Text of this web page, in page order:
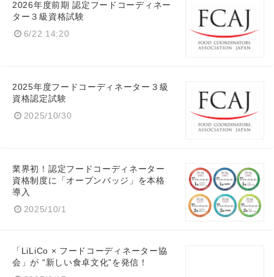
2026年度前期 認定フードコーディネー
ター３級資格試験
6/22 14:20
2025年度フードコーディネーター３級
資格認定試験
2025/10/30
業界初！認定フードコーディネーター
資格制度に「オープンバッジ」を本格
導入
2025/10/1
「LiLiCo × フードコーディネーター協
会」が “新しい食卓文化”を発信！